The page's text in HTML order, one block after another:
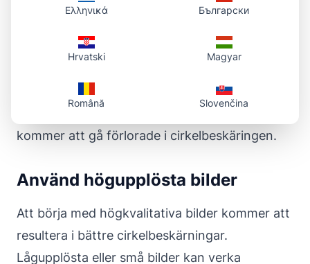
Överväg beskärningsområdet
beskäras. Undvik bilder där viktiga detaljer är
kommer att gå förlorade i cirkelbeskäringen.
Använd högupplösta bilder
Att börja med högkvalitativa bilder kommer att
resultera i bättre cirkelbeskärningar.
Lågupplösta eller små bilder kan verka
Ελληνικά Български
Hrvatski Magyar
Română Slovenčina